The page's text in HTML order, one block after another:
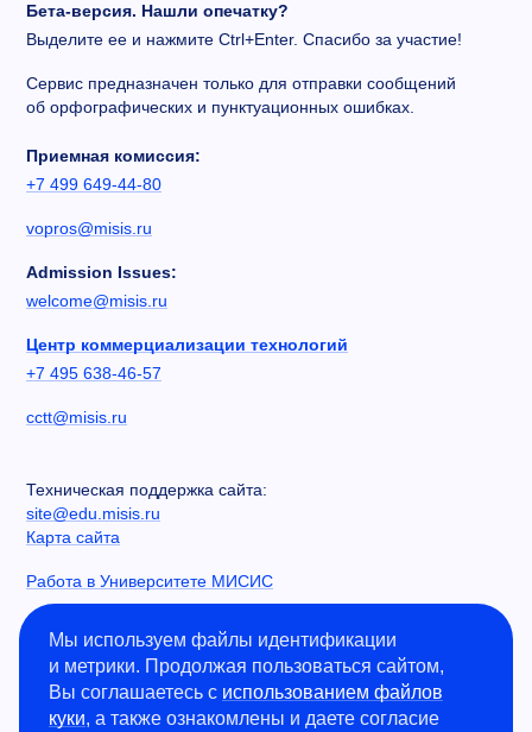
Бета-версия. Нашли опечатку?
Выделите ее и нажмите Ctrl+Enter. Спасибо за участие!
Сервис предназначен только для отправки сообщений
об орфографических и пунктуационных ошибках.
Приемная комиссия:
+7 499 649-44-80
vopros@misis.ru
Admission Issues:
welcome@misis.ru
Центр коммерциализации технологий
+7 495 638-46-57
cctt@misis.ru
Техническая поддержка сайта:
site@edu.misis.ru
Карта сайта
Работа в Университете МИСИС
Сведения об образовательной организации
Информация о закупках
Противодействие коррупции
Политика конфиденциальности
Мы используем файлы идентификации
и метрики. Продолжая пользоваться сайтом,
Вы соглашаетесь с использованием файлов
куки, а также ознакомлены и даете согласие